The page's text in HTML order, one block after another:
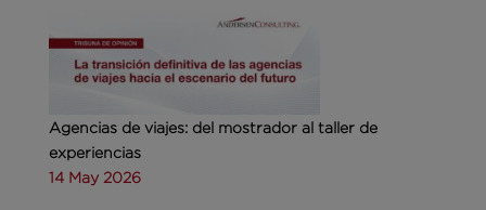
Agencias de viajes: del mostrador al taller de
experiencias
14 May 2026